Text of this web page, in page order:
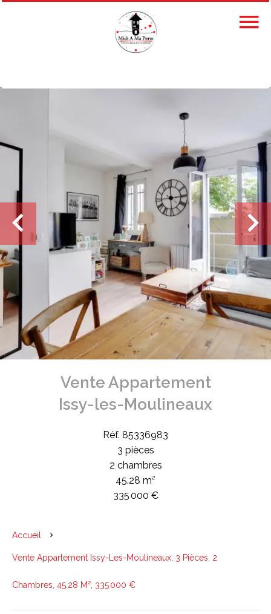
Vente Appartement
Issy-les-Moulineaux
Réf. 85336983
3 pièces
2 chambres
45.28 m²
335 000 €
Accueil
Vente Appartement Issy-Les-Moulineaux, 3 Pièces, 2
Chambres, 45.28 M², 335 000 €